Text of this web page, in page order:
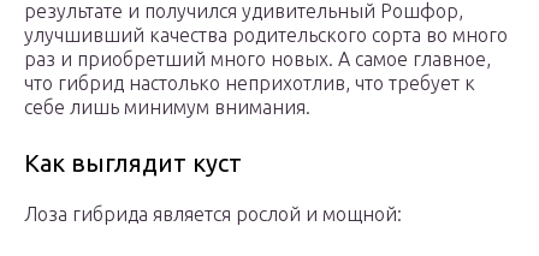
результате и получился удивительный Рошфор,
улучшивший качества родительского сорта во много
раз и приобретший много новых. А самое главное,
что гибрид настолько неприхотлив, что требует к
себе лишь минимум внимания.
Как выглядит куст
Лоза гибрида является рослой и мощной: